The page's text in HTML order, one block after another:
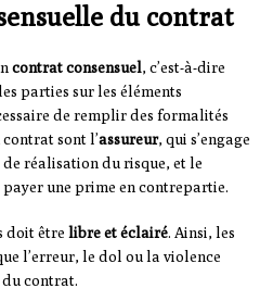
du contrat
contrat consensuel, c’est-à-dire
parties sur les éléments
de remplir des formalités
sont l’assureur, qui s’engage
de réalisation du risque, et le
payer une prime en contrepartie.
doit être libre et éclairé. Ainsi, les
l’erreur, le dol ou la violence
contrat.